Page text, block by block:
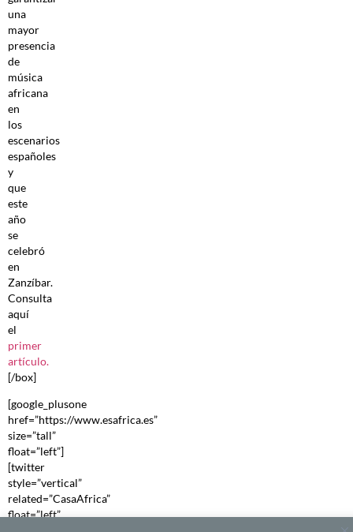
una
mayor
presencia
de
música
africana
en
los
escenarios
españoles
y
que
este
año
se
celebró
en
Zanzíbar.
Consulta
aquí
el
primer
artículo.
[/box]
[google_plusone
href=”https://www.esafrica.es”
size=”tall”
float=”left”]
[twitter
style=”vertical”
related=”CasaAfrica”
float=”left”